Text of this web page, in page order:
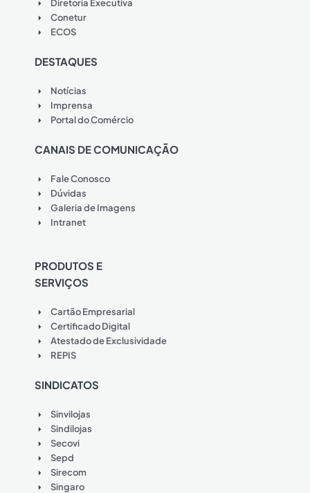
Diretoria Executiva
Conetur
ECOS
DESTAQUES
Notícias
Imprensa
Portal do Comércio
CANAIS DE COMUNICAÇÃO
Fale Conosco
Dúvidas
Galeria de Imagens
Intranet
PRODUTOS E
SERVIÇOS
Cartão Empresarial
Certificado Digital
Atestado de Exclusividade
REPIS
SINDICATOS
Sinvilojas
Sindilojas
Secovi
Sepd
Sirecom
Singaro